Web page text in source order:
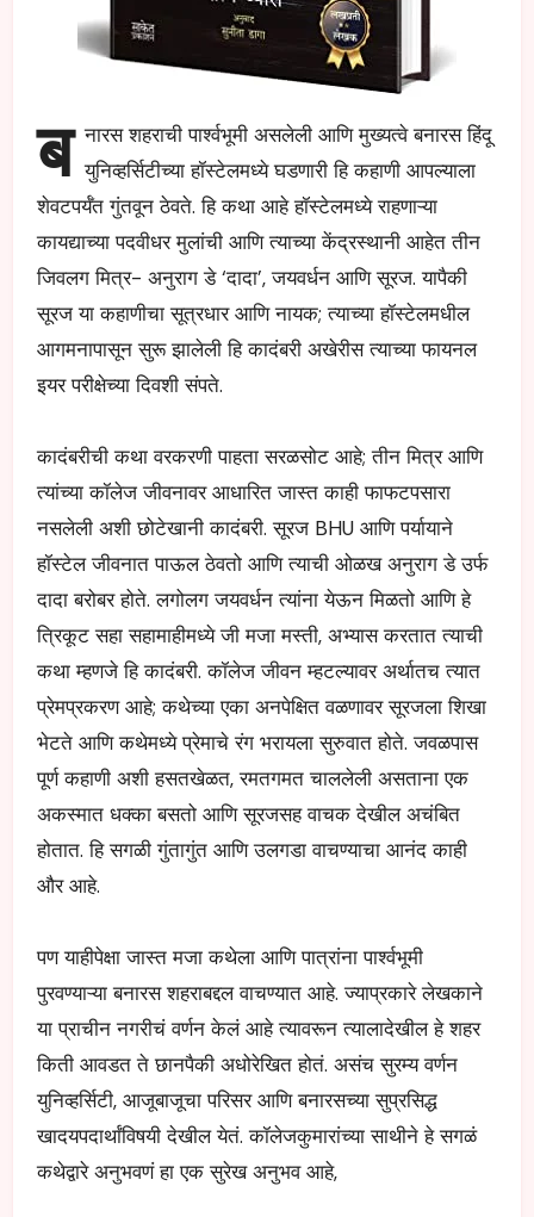
ब नारस शहराची पार्श्वभूमी असलेली आणि मुख्यत्वे बनारस हिंदू
युनिव्हर्सिटीच्या हॉस्टेलमध्ये घडणारी हि कहाणी आपल्याला
शेवटपर्यँत गुंतवून ठेवते. हि कथा आहे हॉस्टेलमध्ये राहणाऱ्या
कायद्याच्या पदवीधर मुलांची आणि त्याच्या केंद्रस्थानी आहेत तीन
जिवलग मित्र- अनुराग डे ‘दादा’, जयवर्धन आणि सूरज. यापैकी
सूरज या कहाणीचा सूत्रधार आणि नायक; त्याच्या हॉस्टेलमधील
आगमनापासून सुरू झालेली हि कादंबरी अखेरीस त्याच्या फायनल
इयर परीक्षेच्या दिवशी संपते.
कादंबरीची कथा वरकरणी पाहता सरळसोट आहे; तीन मित्र आणि
त्यांच्या कॉलेज जीवनावर आधारित जास्त काही फाफटपसारा
नसलेली अशी छोटेखानी कादंबरी. सूरज BHU आणि पर्यायाने
हॉस्टेल जीवनात पाऊल ठेवतो आणि त्याची ओळख अनुराग डे उर्फ
दादा बरोबर होते. लगोलग जयवर्धन त्यांना येऊन मिळतो आणि हे
त्रिकूट सहा सहामाहीमध्ये जी मजा मस्ती, अभ्यास करतात त्याची
कथा म्हणजे हि कादंबरी. कॉलेज जीवन म्हटल्यावर अर्थातच त्यात
प्रेमप्रकरण आहे; कथेच्या एका अनपेक्षित वळणावर सूरजला शिखा
भेटते आणि कथेमध्ये प्रेमाचे रंग भरायला सुरुवात होते. जवळपास
पूर्ण कहाणी अशी हसतखेळत, रमतगमत चाललेली असताना एक
अकस्मात धक्का बसतो आणि सूरजसह वाचक देखील अचंबित
होतात. हि सगळी गुंतागुंत आणि उलगडा वाचण्याचा आनंद काही
और आहे.
पण याहीपेक्षा जास्त मजा कथेला आणि पात्रांना पार्श्वभूमी
पुरवण्याऱ्या बनारस शहराबद्दल वाचण्यात आहे. ज्याप्रकारे लेखकाने
या प्राचीन नगरीचं वर्णन केलं आहे त्यावरून त्यालादेखील हे शहर
किती आवडत ते छानपैकी अधोरेखित होतं. असंच सुरम्य वर्णन
युनिव्हर्सिटी, आजूबाजूचा परिसर आणि बनारसच्या सुप्रसिद्ध
खादयपदार्थांविषयी देखील येतं. कॉलेजकुमारांच्या साथीने हे सगळं
कथेद्वारे अनुभवणं हा एक सुरेख अनुभव आहे,